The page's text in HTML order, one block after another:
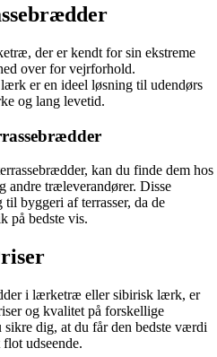
der er kendt for sin ekstreme
over for vejrforhold.
er en ideel løsning til udendørs
og lang levetid.
kan du finde dem hos
andre træleverandører. Disse
byggeri af terrasser, da de
på bedste vis.
i lærketræ eller sibirisk lærk, er
og kvalitet på forskellige
sikre dig, at du får den bedste værdi
udseende.